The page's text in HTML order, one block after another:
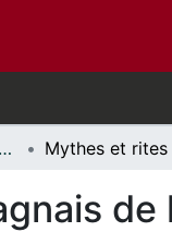
Thèses, 1910 - 2010 // Theses, 1910 - 2010
de